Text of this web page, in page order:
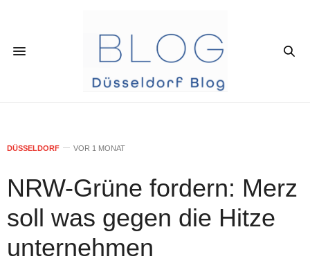
DÜSSELDORF VOR 1 MONAT
NRW-Grüne fordern: Merz
soll was gegen die Hitze
unternehmen